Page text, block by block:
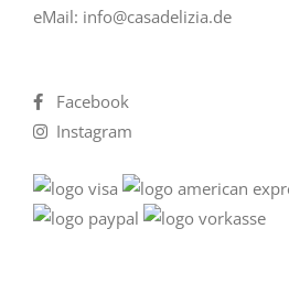
eMail: info@casadelizia.de
Facebook
Instagram